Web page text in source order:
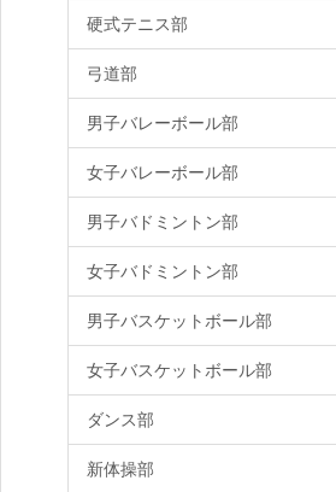
硬式テニス部
弓道部
男子バレーボール部
女子バレーボール部
男子バドミントン部
女子バドミントン部
男子バスケットボール部
女子バスケットボール部
ダンス部
新体操部